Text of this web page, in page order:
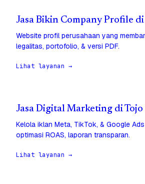
Jasa Bikin Company Profile
Website profil perusahaan yang
legalitas, portofolio, & versi PDF.
Lihat layanan →
Jasa Digital Marketing di
Kelola iklan Meta, TikTok, & Google
optimasi ROAS, laporan transparan.
Lihat layanan →